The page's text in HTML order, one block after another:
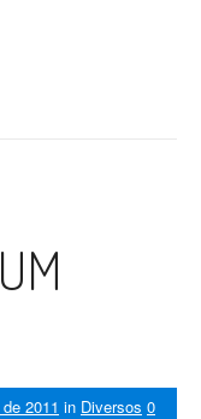
2011 in Diversos 0